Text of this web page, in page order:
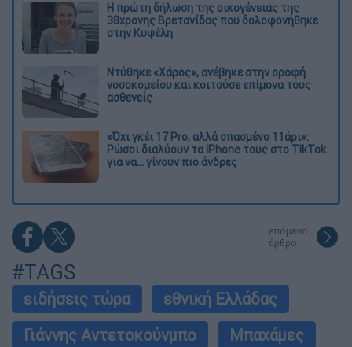
Η πρώτη δήλωση της οικογένειας της
38χρονης Βρετανίδας που δολοφονήθηκε
στην Κυψέλη
Ντύθηκε «Χάρος», ανέβηκε στην οροφή
νοσοκομείου και κοιτούσε επίμονα τους
ασθενείς
«Όχι γκέι 17 Pro, αλλά σπασμένο 11άρι»:
Ρώσοι διαλύουν τα iPhone τους στο TikTok
για να... γίνουν πιο άνδρες
επόμενο
άρθρο
#TAGS
ειδήσεις τώρα
εθνική Ελλάδας
Γιάννης Αντετοκούνμπο
Μπαχάμες